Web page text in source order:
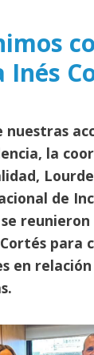
nuestras
la
de
reunieron
para
en